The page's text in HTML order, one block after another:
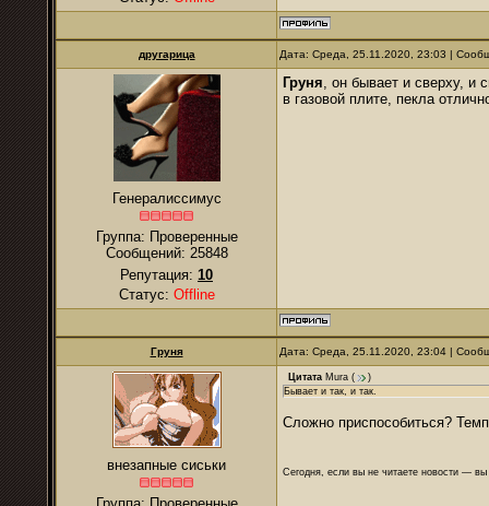
другарица Дата: Среда, 25.11.2020, 23:03 |
Генералиссимус
Группа: Проверенные
Сообщений: 25848
Репутация: 10
Статус: Offline
Груня, он бывает и сверху, и
в газовой плите, пекла
Груня Дата: Среда, 25.11.2020, 23:04 |
внезапные сиськи
Цитата Mura (
)
Бывает и так, и так.
Сложно приспособиться?
Сегодня, если вы не читаете новости —